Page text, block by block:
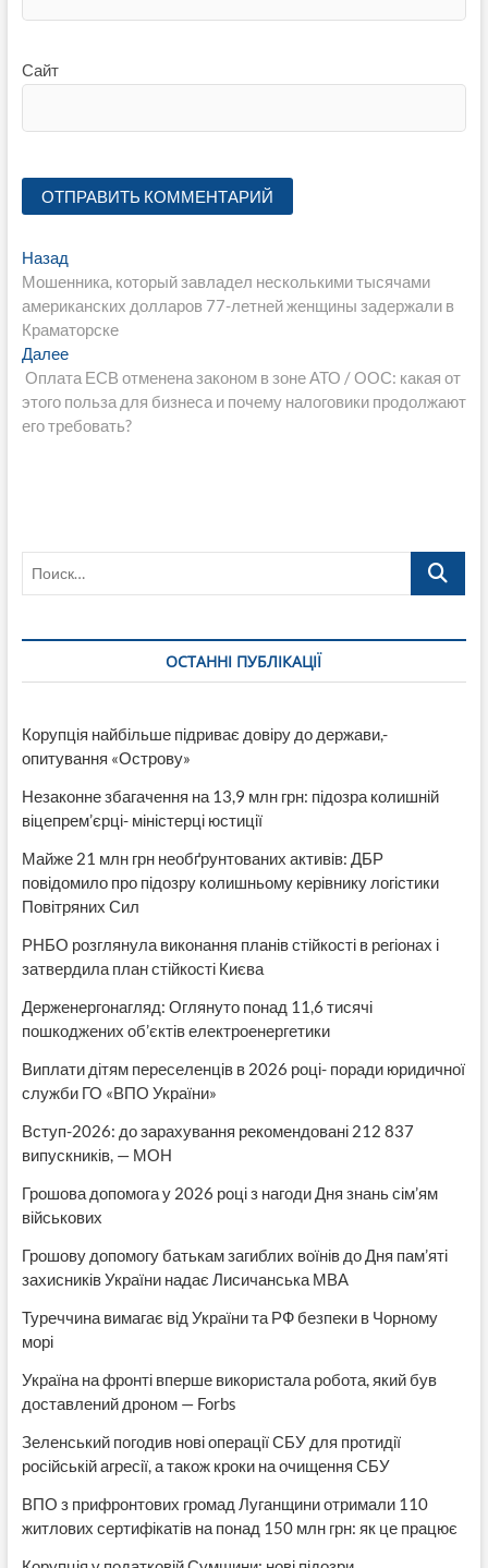
Сайт
Навигация
по
записям
НазадПредыдущая
запись:
Мошенника, который завладел несколькими тысячами
американских долларов 77-летней женщины задержали в
Краматорске
ДалееСледующая
запись:
Оплата ЕСВ отменена законом в зоне АТО / ООС: какая от
этого польза для бизнеса и почему налоговики продолжают
его требовать?
Поиск…
ОСТАННІ ПУБЛІКАЦІЇ
Корупція найбільше підриває довіру до держави,-
опитування «Острову»
Незаконне збагачення на 13,9 млн грн: підозра колишній
віцепрем’єрці- міністерці юстиції
Майже 21 млн грн необґрунтованих активів: ДБР
повідомило про підозру колишньому керівнику логістики
Повітряних Сил
РНБО розглянула виконання планів стійкості в регіонах і
затвердила план стійкості Києва
Держенергонагляд: Оглянуто понад 11,6 тисячі
пошкоджених об’єктів електроенергетики
Виплати дітям переселенців в 2026 році- поради юридичної
служби ГО «ВПО України»
Вступ-2026: до зарахування рекомендовані 212 837
випускників, — МОН
Грошова допомога у 2026 році з нагоди Дня знань сім’ям
військових
Грошову допомогу батькам загиблих воїнів до Дня пам’яті
захисників України надає Лисичанська МВА
Туреччина вимагає від України та РФ безпеки в Чорному
морі
Україна на фронті вперше використала робота, який був
доставлений дроном — Forbs
Зеленський погодив нові операції СБУ для протидії
російській агресії, а також кроки на очищення СБУ
ВПО з прифронтових громад Луганщини отримали 110
житлових сертифікатів на понад 150 млн грн: як це працює